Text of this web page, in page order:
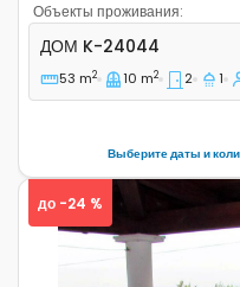
Объекты проживания:
Двухкомнатный дом
ДОМ K-24044
53 m2 10 m2 2 1
Выберите даты и
до -24 %